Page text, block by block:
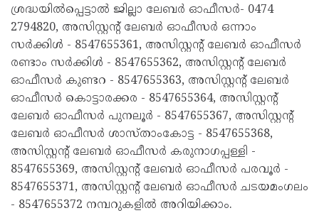
ശ്രദ്ധയിൽപ്പെട്ടാൽ ജില്ലാ ലേബർ ഓഫീസർ- 0474
2794820, അസിസ്റ്റന്റ് ലേബർ ഓഫീസർ ഒന്നാം
സർക്കിൾ - 8547655361, അസിസ്റ്റന്റ് ലേബർ ഓഫീസർ
രണ്ടാം സർക്കിൾ - 8547655362, അസിസ്റ്റന്റ് ലേബർ
ഓഫീസർ കുണ്ടറ - 8547655363, അസിസ്റ്റന്റ് ലേബർ
ഓഫീസർ കൊട്ടാരക്കര - 8547655364, അസിസ്റ്റന്റ്
ലേബർ ഓഫീസർ പുനലൂർ - 8547655367, അസിസ്റ്റന്റ്
ലേബർ ഓഫീസർ ശാസ്താംകോട്ട - 8547655368,
അസിസ്റ്റന്റ് ലേബർ ഓഫീസർ കരുനാഗപ്പള്ളി -
8547655369, അസിസ്റ്റന്റ് ലേബർ ഓഫീസർ പരവൂർ -
8547655371, അസിസ്റ്റന്റ് ലേബർ ഓഫീസർ ചടയമംഗലം
- 8547655372 നമ്പറുകളിൽ അറിയിക്കാം.